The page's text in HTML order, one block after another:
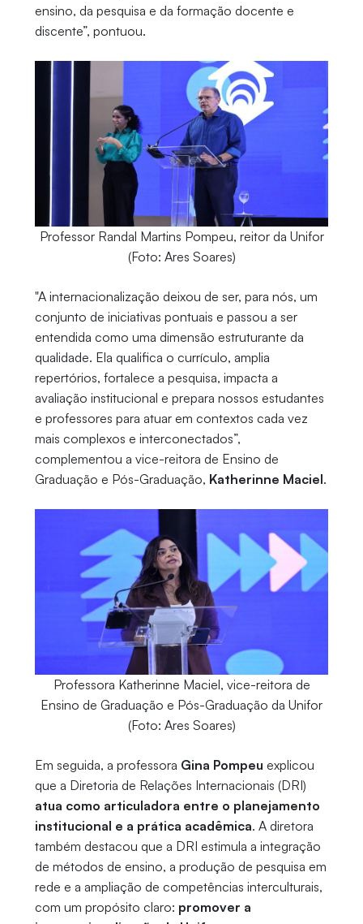
ensino, da pesquisa e da formação docente e
discente”, pontuou.
Professor Randal Martins Pompeu, reitor da Unifor
(Foto: Ares Soares)
"A internacionalização deixou de ser, para nós, um
conjunto de iniciativas pontuais e passou a ser
entendida como uma dimensão estruturante da
qualidade. Ela qualifica o currículo, amplia
repertórios, fortalece a pesquisa, impacta a
avaliação institucional e prepara nossos estudantes
e professores para atuar em contextos cada vez
mais complexos e interconectados”,
complementou a vice-reitora de Ensino de
Graduação e Pós-Graduação, Katherinne Maciel.
Professora Katherinne Maciel, vice-reitora de
Ensino de Graduação e Pós-Graduação da Unifor
(Foto: Ares Soares)
Em seguida, a professora Gina Pompeu explicou
que a Diretoria de Relações Internacionais (DRI)
atua como articuladora entre o planejamento
institucional e a prática acadêmica. A diretora
também destacou que a DRI estimula a integração
de métodos de ensino, a produção de pesquisa em
rede e a ampliação de competências interculturais,
com um propósito claro: promover a